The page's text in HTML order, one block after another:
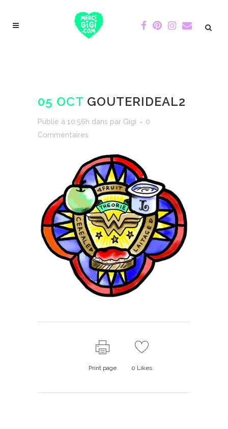
05 OCT GOUTERIDEAL2
Publié à 10:56h dans par Gigi
0
Commentaires
Print page 0 Likes